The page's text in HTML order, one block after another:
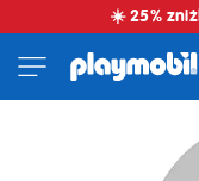
☀️ 25%